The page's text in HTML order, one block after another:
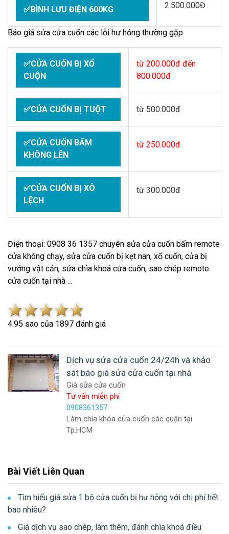
✅BÌNH LƯU ĐIỆN 600KG 2.500.000Đ
Báo giá sửa cửa cuốn các lỗi hư hỏng thường gặp
✅CỬA CUỐN BỊ XỔ
CUỘN
từ 200.000đ đến
800.000đ
✅CỬA CUỐN BỊ TUỘT từ 500.000đ
✅CỬA CUỐN BẤM
KHÔNG LÊN
từ 250.000đ
✅CỬA CUỐN BỊ XÔ
LỆCH
từ 300.000đ
Điện thoại: 0908 36 1357 chuyên sửa cửa cuốn bấm remote
cửa không chạy, sửa cửa cuốn bị kẹt nan, xổ cuốn, cửa bị
vướng vật cản, sửa chìa khoá cửa cuốn, sao chép remote
cửa cuốn tại nhà ...
4.95 sao của 1897 đánh giá
Dịch vụ sửa cửa cuốn 24/24h và khảo
sát báo giá sửa cửa cuốn tại nhà
Giá sửa cửa cuốn
Tư vấn miễn phí
0908361357
Làm chìa khóa cửa cuốn các quận tại
Tp.HCM
Bài Viết Liên Quan
Tìm hiểu giá sửa 1 bộ cửa cuốn bị hư hỏng với chi phí hết
bao nhiêu?
Giá dịch vụ sao chép, làm thêm, đánh chìa khoá điều